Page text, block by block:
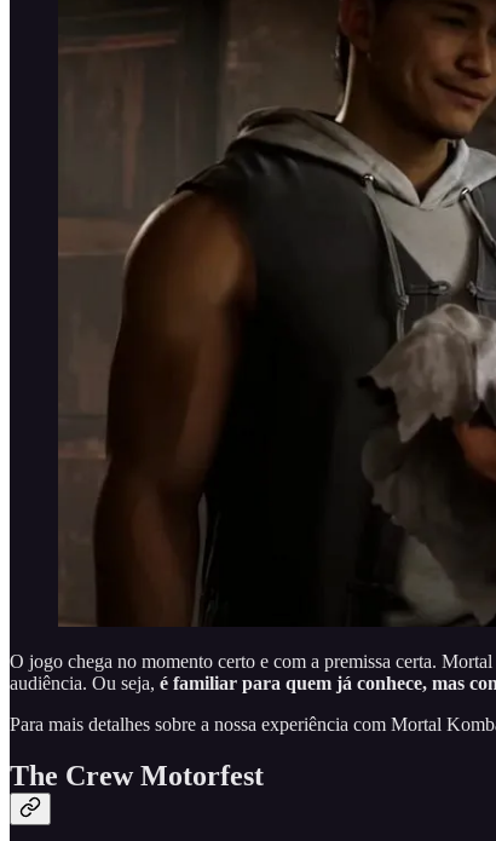
O jogo chega no momento certo e com a premissa certa.
audiência. Ou seja, é familiar para quem já conhece, mas
Para mais detalhes sobre a nossa experiência com Mortal
The Crew Motorfest